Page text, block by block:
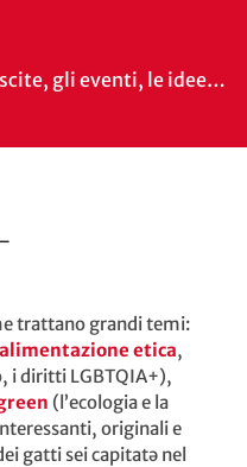
gli eventi, le idee…
trattano grandi temi:
alimentazione etica,
i diritti LGBTQIA+),
(l’ecologia e la
originali e
gatti sei capitatə nel